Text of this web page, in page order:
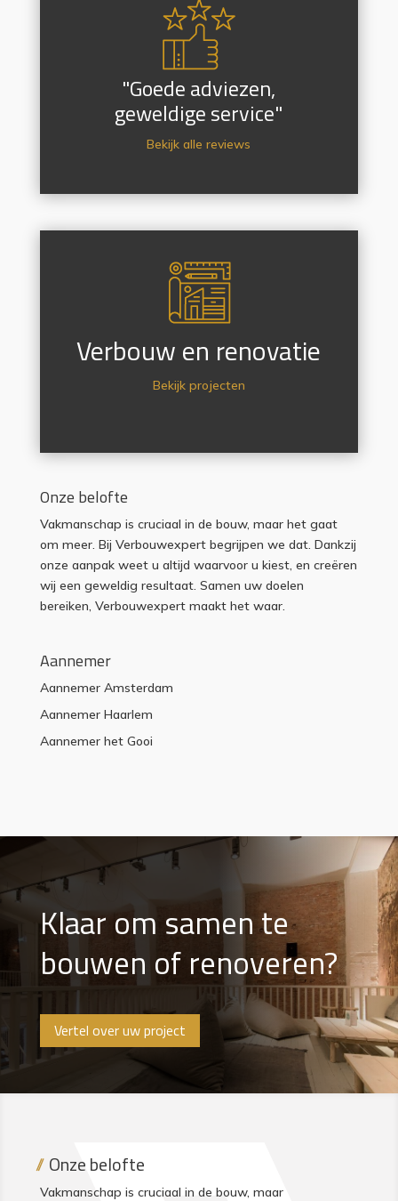
"Goede adviezen,
geweldige service"
Bekijk alle reviews
Verbouw en renovatie
Bekijk projecten
Onze belofte
Vakmanschap is cruciaal in de bouw, maar het gaat
om meer. Bij Verbouwexpert begrijpen we dat. Dankzij
onze aanpak weet u altijd waarvoor u kiest, en creëren
wij een geweldig resultaat. Samen uw doelen
bereiken, Verbouwexpert maakt het waar.
Aannemer
Aannemer Amsterdam
Aannemer Haarlem
Aannemer het Gooi
Klaar om samen te
bouwen of renoveren?
Vertel over uw project
Onze belofte
Vakmanschap is cruciaal in de bouw, maar